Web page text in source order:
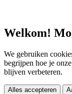
Welkom!
We gebruiken
begrijpen hoe je
blijven verbeteren.
Alles accepteren